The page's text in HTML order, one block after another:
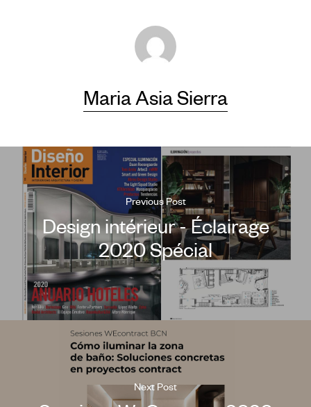
Maria Asia Sierra
Previous Post
Design intérieur - Éclairage
2020 Spécial
Next Post